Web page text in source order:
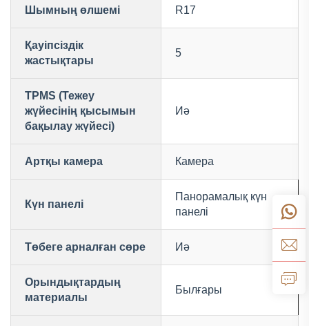
Шымның өлшемі R17
Қауіпсіздік
жастықтары
5
TPMS (Тежеу
жүйесінің қысымын
бақылау жүйесі)
Иә
Артқы камера Камера
Күн панелі
Панорамалық күн
панелі
Төбеге арналған сөре Иә
Орындықтардың
материалы
Былғары